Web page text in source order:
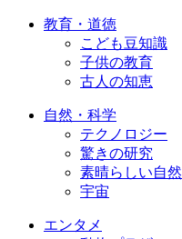
教育・道徳
こども豆知識
子供の教育
古人の知恵
自然・科学
テクノロジー
驚きの研究
素晴らしい自然
宇宙
エンタメ